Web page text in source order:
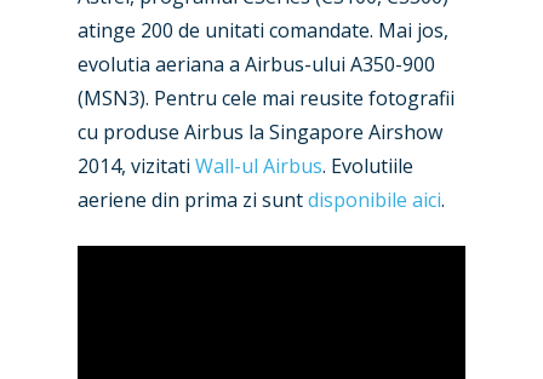
atinge 200 de unitati comandate. Mai jos,
evolutia aeriana a Airbus-ului A350-900
(MSN3). Pentru cele mai reusite fotografii
cu produse Airbus la Singapore Airshow
2014, vizitati Wall-ul Airbus. Evolutiile
aeriene din prima zi suntdisponibile aici.
New Routes
Industry
Accidents / Incidents
Airshows
Dubai 2025
Business Jets
Military